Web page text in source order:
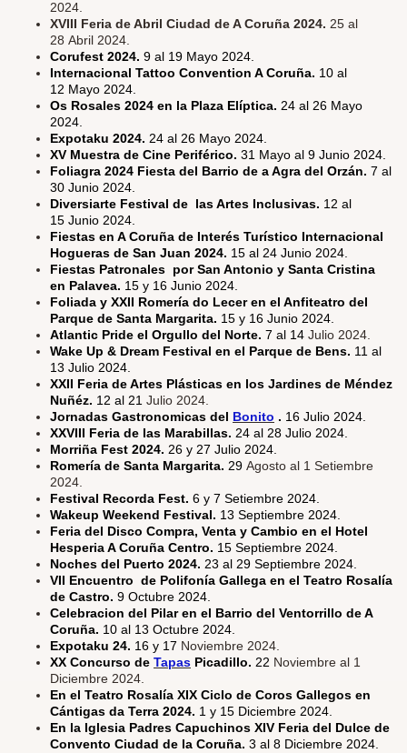
2024.
XVIII Feria de Abril Ciudad de A Coruña 2024. 25 al
28 Abril 2024.
Corufest 2024. 9 al 19 Mayo 2024.
Internacional Tattoo Convention A Coruña. 10 al
12 Mayo 2024.
Os Rosales 2024 en la Plaza Elíptica. 24 al 26 Mayo
2024.
Expotaku 2024. 24 al 26 Mayo 2024.
XV Muestra de Cine Periférico. 31 Mayo al 9 Junio 2024.
Foliagra 2024 Fiesta del Barrio de a Agra del Orzán. 7 al
30 Junio 2024.
Diversiarte Festival de las Artes Inclusivas. 12 al
15 Junio 2024.
Fiestas en A Coruña de Interés Turístico Internacional
Hogueras de San Juan 2024. 15 al 24 Junio 2024.
Fiestas Patronales por San Antonio y Santa Cristina
en Palavea. 15 y 16 Junio 2024.
Foliada y XXII Romería do Lecer en el Anfiteatro del
Parque de Santa Margarita. 15 y 16 Junio 2024.
Atlantic Pride el Orgullo del Norte. 7 al 14 Julio 2024.
Wake Up & Dream Festival en el Parque de Bens. 11 al
13 Julio 2024.
XXII Feria de Artes Plásticas en los Jardines de Méndez
Nuñéz. 12 al 21 Julio 2024.
Jornadas Gastronomicas del Bonito . 16 Julio 2024.
XXVIII Feria de las Marabillas. 24 al 28 Julio 2024.
Morriña Fest 2024. 26 y 27 Julio 2024.
Romería de Santa Margarita. 29 Agosto al 1 Setiembre
2024.
Festival Recorda Fest. 6 y 7 Setiembre 2024.
Wakeup Weekend Festival. 13 Septiembre 2024.
Feria del Disco Compra, Venta y Cambio en el Hotel
Hesperia A Coruña Centro. 15 Septiembre 2024.
Noches del Puerto 2024. 23 al 29 Septiembre 2024.
VII Encuentro de Polifonía Gallega en el Teatro Rosalía
de Castro. 9 Octubre 2024.
Celebracion del Pilar en el Barrio del Ventorrillo de A
Coruña. 10 al 13 Octubre 2024.
Expotaku 24. 16 y 17 Noviembre 2024.
XX Concurso de Tapas Picadillo. 22 Noviembre al 1
Diciembre 2024.
En el Teatro Rosalía XIX Ciclo de Coros Gallegos en
Cántigas da Terra 2024. 1 y 15 Diciembre 2024.
En la Iglesia Padres Capuchinos XIV Feria del Dulce de
Convento Ciudad de la Coruña. 3 al 8 Diciembre 2024.